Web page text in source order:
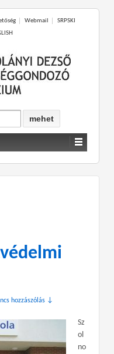
Webmail
SRPSKI
hozzászólás ↓
Sz
ol
no